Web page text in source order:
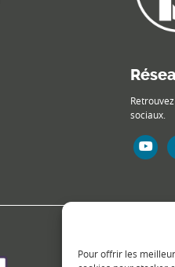
Pour offrir les
sociaux.